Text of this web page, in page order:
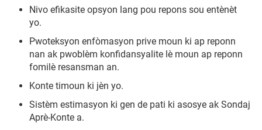
Nivo efikasite opsyon lang pou repons sou entènèt
yo.
Pwoteksyon enfòmasyon prive moun ki ap reponn
nan ak pwoblèm konfidansyalite lè moun ap reponn
fomilè resansman an.
Konte timoun ki jèn yo.
Sistèm estimasyon ki gen de pati ki asosye ak Sondaj
Aprè-Konte a.